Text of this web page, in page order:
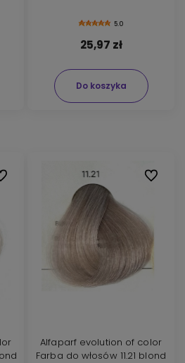
nowa formuła
5.0
25,97 zł
Do koszyka
ulubionych
Alfaparf evolution of color
Farba do włosów 11.21 blond
Do